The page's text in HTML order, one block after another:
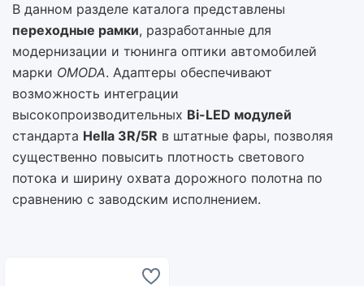
В данном разделе каталога представлены
переходные рамки, разработанные для
модернизации и тюнинга оптики автомобилей
марки OMODA. Адаптеры обеспечивают
возможность интеграции
высокопроизводительных Bi-LED модулей
стандарта Hella 3R/5R в штатные фары, позволяя
существенно повысить плотность светового
потока и ширину охвата дорожного полотна по
сравнению с заводским исполнением.